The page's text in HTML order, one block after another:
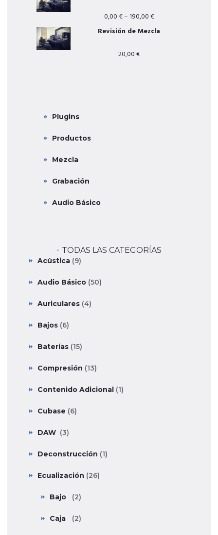
0,00€–190,00€
Revisión de Mezcla
20,00€
Plugins
Productos
Mezcla
Grabación
Audio Básico
TODAS LAS CATEGORÍAS
Acústica (9)
Audio Básico (50)
Auriculares (4)
Bajos (6)
Baterías (15)
Compresión (13)
Contenido Adicional (1)
Cubase (6)
DAW (3)
Deconstrucción (1)
Ecualización (26)
Bajo (2)
Caja (2)